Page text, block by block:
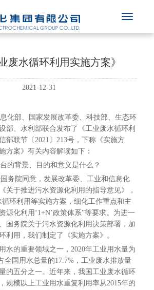
废水循环利用实施方案》
2021-12-31
化部、国家发展改革委、科技部、生态环
部、水利部联合发布了《工业废水循环利
部联节〔2021〕213号，下称《实施方
方案》有关内容解读如下：
的背景、目的和意义是什么？
务院同意，发展改革委、工业和信息化
关于推进污水资源化利用的指导意见》，
环利用等实施方案，细化工作重点和主
源化利用‘1+N’政策体系”等要求。为进一
国务院关于污水资源化利用决策部署，加
利用，我们制定了《实施方案》。
的重要领域之一，2020年工业用水量为
全国用水总量的17.7%，工业废水排放量
的五分之一。近年来，我国工业废水循环
规模以上工业用水重复利用率从2015年的